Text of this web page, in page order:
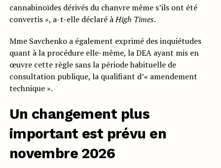
cannabinoïdes dérivés du chanvre même s’ils ont été
convertis », a-t-elle déclaré àHigh Times.
Mme Savchenko a également exprimé des inquiétudes
quant à la procédure elle-même, la DEA ayant mis en
œuvre cette règle sans la période habituelle de
consultation publique, la qualifiant d’« amendement
technique ».
Un changement plus
important est prévu en
novembre 2026